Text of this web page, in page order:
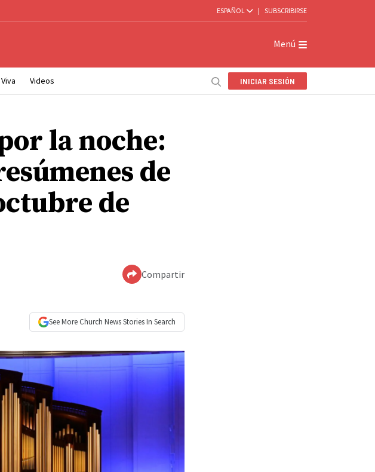
ESPAÑOL | SUBSCRIBIRSE
Menú
Videos INICIAR SESIÓN
la noche:
de
de
Compartir
See More Church NewsStories In Search